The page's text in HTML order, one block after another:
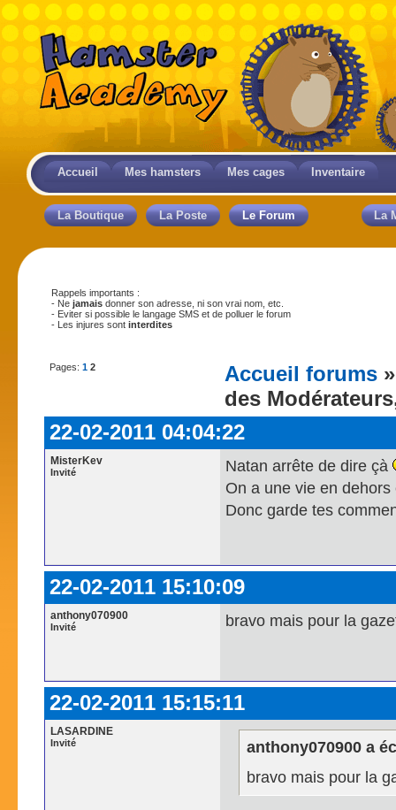
Accueil Mes hamsters Mes cages Inventaire
La Boutique La Poste Le Forum La
Rappels importants :
- Ne jamais donner son adresse, ni son vrai nom, etc.
- Eviter si possible le langage SMS et de polluer le forum
- Les injures sont interdites
Pages: 1 2 Accueil forums
des
22-02-2011 04:04:22
MisterKev
Invité
Natan arrête de dire çà
On a une vie en
Donc garde tes
22-02-2011 15:10:09
anthony070900
Invité bravo mais pour la
22-02-2011 15:15:11
LASARDINE
Invité
anthony070900 a
bravo mais pour la